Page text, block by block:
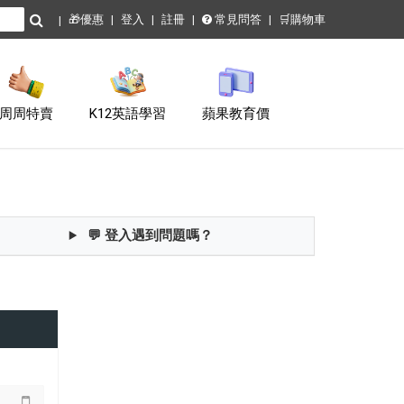
🎁優惠 登入 註冊 常見問答 🛒購物車
周周特賣 K12英語學習 蘋果教育價
💬 登入遇到問題嗎？